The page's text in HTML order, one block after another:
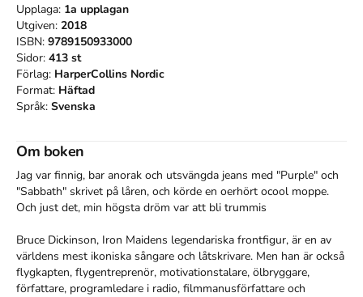
Upplaga: 1a upplagan
Utgiven: 2018
ISBN: 9789150933000
Sidor: 413 st
Förlag: HarperCollins Nordic
Format: Häftad
Språk: Svenska
Om boken
Jag var finnig, bar anorak och utsvängda jeans med "Purple" och
"Sabbath" skrivet på låren, och körde en oerhört ocool moppe.
Och just det, min högsta dröm var att bli trummis
Bruce Dickinson, Iron Maidens legendariska frontfigur, är en av
världens mest ikoniska sångare och låtskrivare. Men han är också
flygkapten, flygentreprenör, motivationstalare, ölbryggare,
författare, programledare i radio, filmmanusförfattare och